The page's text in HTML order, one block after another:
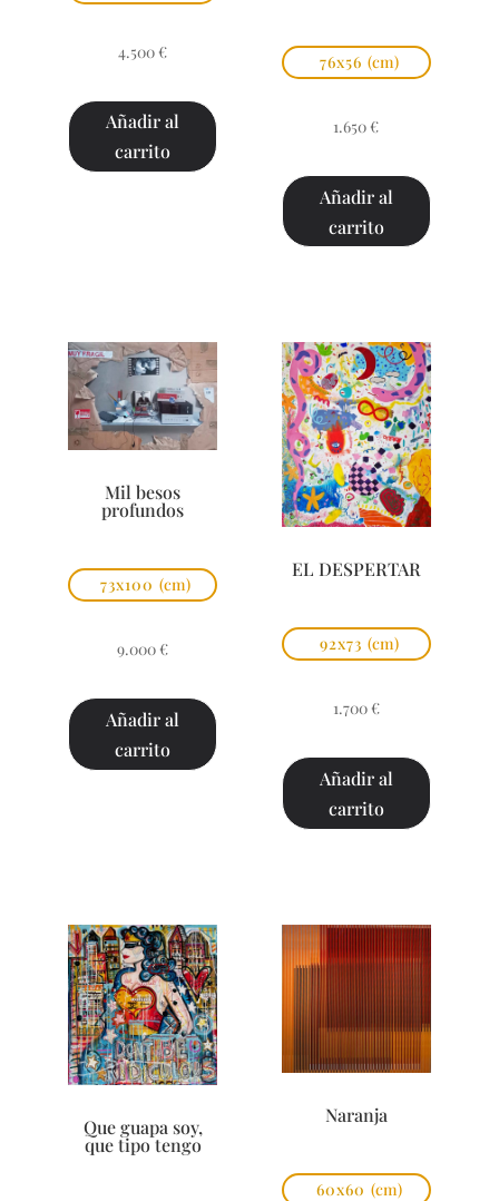
4.500 €
Añadir al
carrito
76x56 (cm)
1.650 €
Añadir al
carrito
Mil besos
profundos
73x100 (cm)
9.000 €
Añadir al
carrito
EL DESPERTAR
92x73 (cm)
1.700 €
Añadir al
carrito
Que guapa soy,
que tipo tengo
Naranja
60x60 (cm)